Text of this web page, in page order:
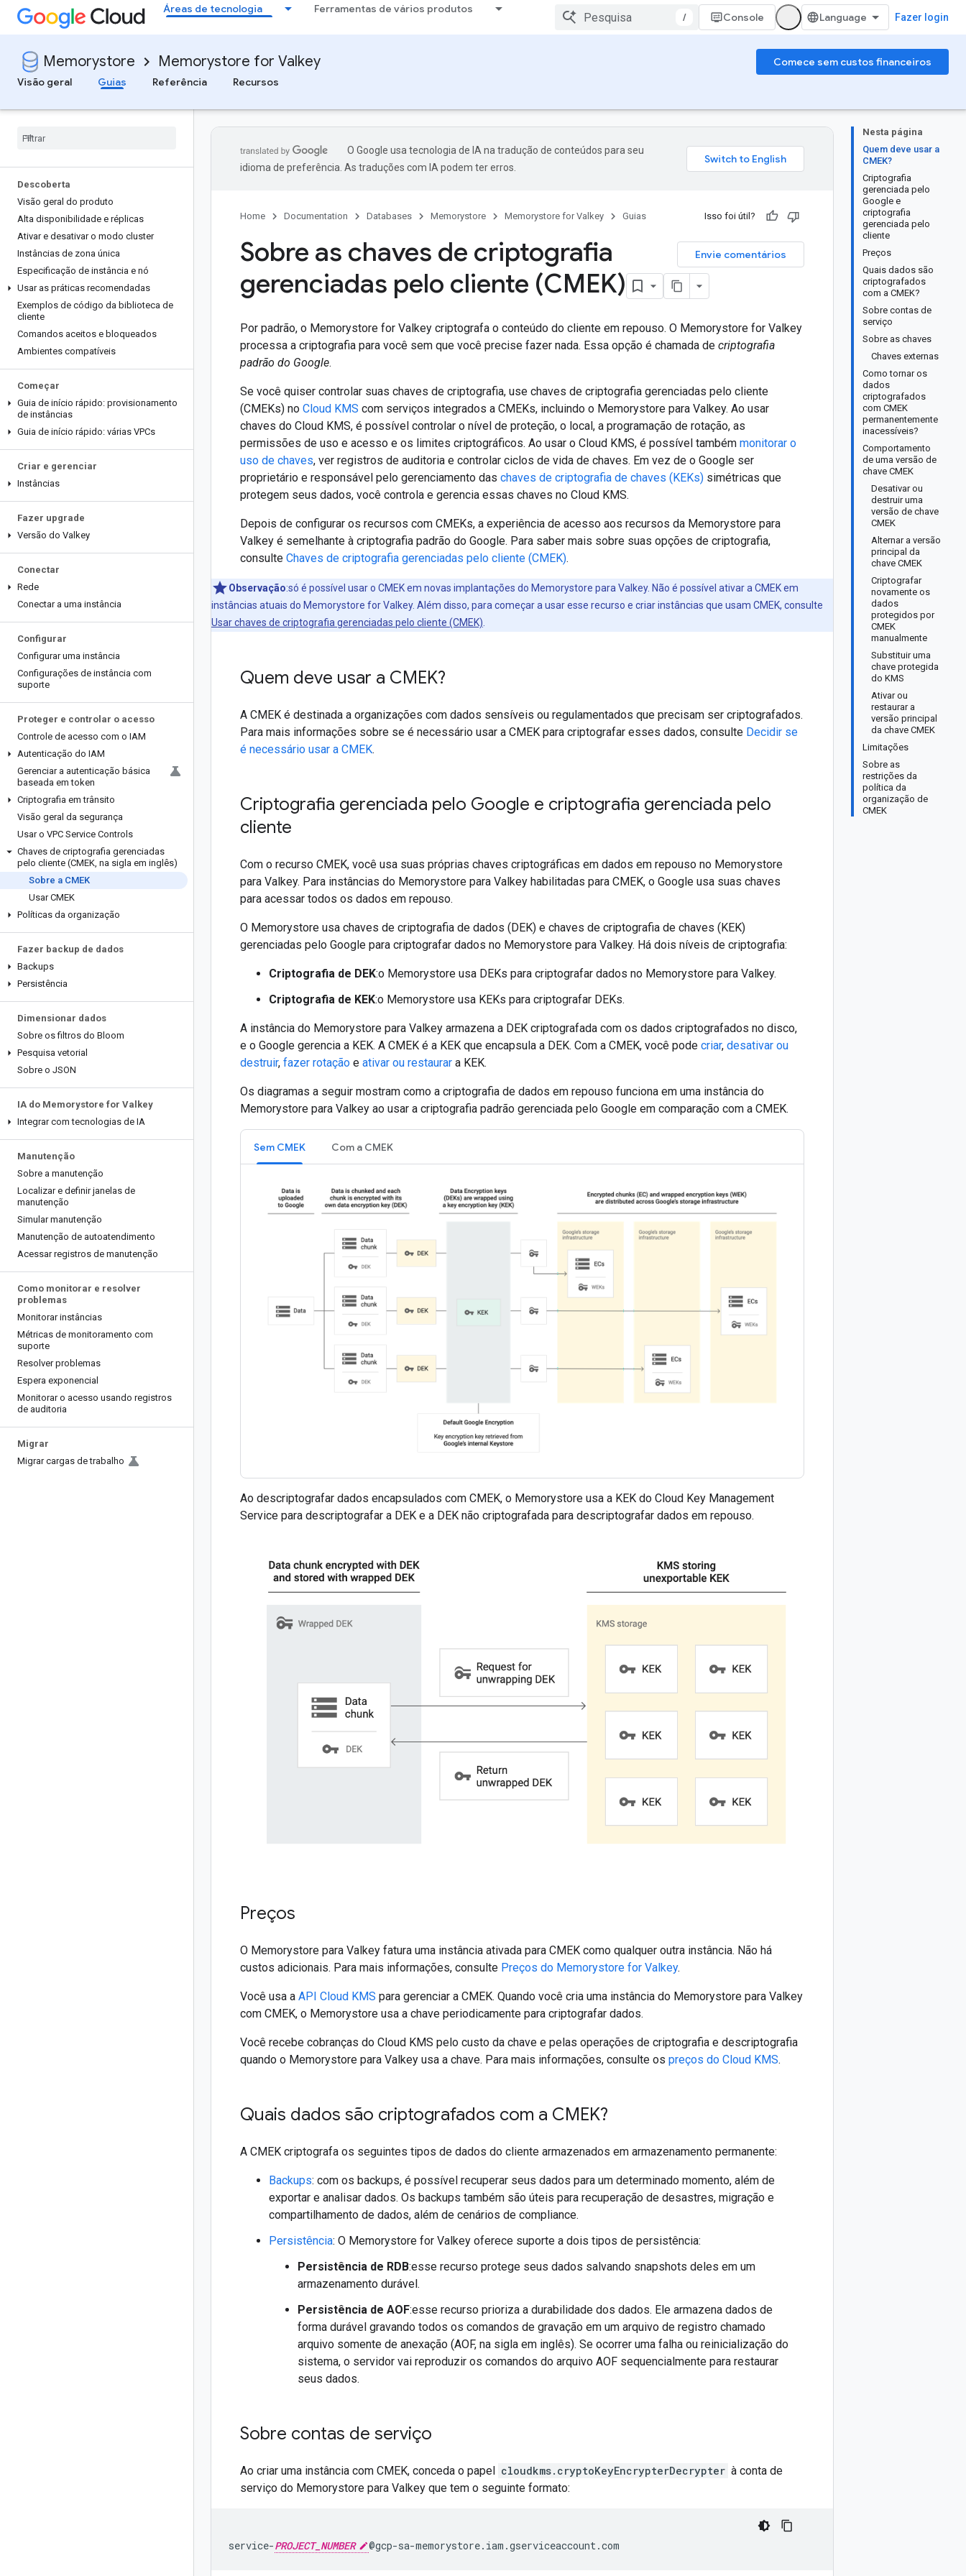
Áreas de tecnologia Ferramentas de vários produtos
/ Console Fazer login
Memorystore Memorystore for Valkey
Comece sem custos financeiros
Visão geral
Guias Referência Recursos
Descoberta
Visão geral do produto
Alta disponibilidade e réplicas
Ativar e desativar o modo cluster
Instâncias de zona única
Especificação de instância e nó
Usar as práticas recomendadas
Exemplos de código da biblioteca de
cliente
Comandos aceitos e bloqueados
Ambientes compatíveis
Começar
Guia de início rápido: provisionamento
de instâncias
Guia de início rápido: várias VPCs
Criar e gerenciar
Instâncias
Fazer upgrade
Versão do Valkey
Conectar
Rede
Conectar a uma instância
Configurar
Configurar uma instância
Configurações de instância com
suporte
Proteger e controlar o acesso
Controle de acesso com o IAM
Autenticação do IAM
Gerenciar a autenticação básica
baseada em token
Criptografia em trânsito
Visão geral da segurança
Usar o VPC Service Controls
Chaves de criptografia gerenciadas
pelo cliente (CMEK, na sigla em inglês)
Sobre a CMEK
Usar CMEK
Políticas da organização
Fazer backup de dados
Backups
Persistência
Dimensionar dados
Sobre os filtros do Bloom
Pesquisa vetorial
Sobre o JSON
IA do Memorystore for Valkey
Integrar com tecnologias de IA
Manutenção
Sobre a manutenção
Localizar e definir janelas de
manutenção
Simular manutenção
Manutenção de autoatendimento
Acessar registros de manutenção
Como monitorar e resolver
problemas
Monitorar instâncias
Métricas de monitoramento com
suporte
Resolver problemas
Espera exponencial
Monitorar o acesso usando registros
de auditoria
Migrar
Migrar cargas de trabalho
Nesta página
Quem deve usar a
CMEK?
Criptografia
gerenciada pelo
Google e
criptografia
gerenciada pelo
cliente
Preços
Quais dados são
criptografados
com a CMEK?
Sobre contas de
serviço
Sobre as chaves
Chaves externas
Como tornar os
dados
criptografados
com CMEK
permanentemente
inacessíveis?
Comportamento
de uma versão de
chave CMEK
Desativar ou
destruir uma
versão de chave
CMEK
Alternar a versão
principal da
chave CMEK
Criptografar
novamente os
dados
protegidos por
CMEK
manualmente
Substituir uma
chave protegida
do KMS
Ativar ou
restaurar a
versão principal
da chave CMEK
Limitações
Sobre as
restrições da
política da
organização de
CMEK
O Google usa tecnologia de IA na tradução de conteúdos para seu
idioma de preferência. As traduções com IA podem ter erros.
Home Documentation Databases Memorystore Memorystore for Valkey Guias Isso foi útil?
Envie comentários
Sobre as chaves de criptografia
gerenciadas pelo cliente (CMEK)
Por padrão, o Memorystore for Valkey criptografa o conteúdo do cliente em repouso. O Memorystore for Valkey
processa a criptografia para você sem que você precise fazer nada. Essa opção é chamada de criptografia
padrão do Google.
Se você quiser controlar suas chaves de criptografia, use chaves de criptografia gerenciadas pelo cliente
(CMEKs) no Cloud KMS com serviços integrados a CMEKs, incluindo o Memorystore para Valkey. Ao usar
chaves do Cloud KMS, é possível controlar o nível de proteção, o local, a programação de rotação, as
permissões de uso e acesso e os limites criptográficos. Ao usar o Cloud KMS, é possível também monitorar o
uso de chaves, ver registros de auditoria e controlar ciclos de vida de chaves. Em vez de o Google ser
proprietário e responsável pelo gerenciamento das chaves de criptografia de chaves (KEKs) simétricas que
protegem seus dados, você controla e gerencia essas chaves no Cloud KMS.
Depois de configurar os recursos com CMEKs, a experiência de acesso aos recursos da Memorystore para
Valkey é semelhante à criptografia padrão do Google. Para saber mais sobre suas opções de criptografia,
consulte Chaves de criptografia gerenciadas pelo cliente (CMEK).
Observação:só é possível usar o CMEK em novas implantações do Memorystore para Valkey. Não é possível ativar a CMEK em
instâncias atuais do Memorystore for Valkey. Além disso, para começar a usar esse recurso e criar instâncias que usam CMEK, consulte
Usar chaves de criptografia gerenciadas pelo cliente (CMEK)
Quem deve usar a CMEK?
A CMEK é destinada a organizações com dados sensíveis ou regulamentados que precisam ser criptografados.
Para mais informações sobre se é necessário usar a CMEK para criptografar esses dados, consulte Decidir se
é necessário usar a CMEK.
Criptografia gerenciada pelo Google e criptografia gerenciada pelo
cliente
Com o recurso CMEK, você usa suas próprias chaves criptográficas em dados em repouso no Memorystore
para Valkey. Para instâncias do Memorystore para Valkey habilitadas para CMEK, o Google usa suas chaves
para acessar todos os dados em repouso.
O Memorystore usa chaves de criptografia de dados (DEK) e chaves de criptografia de chaves (KEK)
gerenciadas pelo Google para criptografar dados no Memorystore para Valkey. Há dois níveis de criptografia:
Criptografia de DEK:o Memorystore usa DEKs para criptografar dados no Memorystore para Valkey.
Criptografia de KEK:o Memorystore usa KEKs para criptografar DEKs.
A instância do Memorystore para Valkey armazena a DEK criptografada com os dados criptografados no disco,
e o Google gerencia a KEK. A CMEK é a KEK que encapsula a DEK. Com a CMEK, você pode criar, desativar ou
destruir, fazer rotação e ativar ou restaurar a KEK.
Os diagramas a seguir mostram como a criptografia de dados em repouso funciona em uma instância do
Memorystore para Valkey ao usar a criptografia padrão gerenciada pelo Google em comparação com a CMEK.
Sem CMEK Com a CMEK
Ao descriptografar dados encapsulados com CMEK, o Memorystore usa a KEK do Cloud Key Management
Service para descriptografar a DEK e a DEK não criptografada para descriptografar dados em repouso.
Preços
O Memorystore para Valkey fatura uma instância ativada para CMEK como qualquer outra instância. Não há
custos adicionais. Para mais informações, consulte Preços do Memorystore for Valkey.
Você usa a API Cloud KMS para gerenciar a CMEK. Quando você cria uma instância do Memorystore para Valkey
com CMEK, o Memorystore usa a chave periodicamente para criptografar dados.
Você recebe cobranças do Cloud KMS pelo custo da chave e pelas operações de criptografia e descriptografia
quando o Memorystore para Valkey usa a chave. Para mais informações, consulte os preços do Cloud KMS.
Quais dados são criptografados com a CMEK?
A CMEK criptografa os seguintes tipos de dados do cliente armazenados em armazenamento permanente:
Backups: com os backups, é possível recuperar seus dados para um determinado momento, além de
exportar e analisar dados. Os backups também são úteis para recuperação de desastres, migração e
compartilhamento de dados, além de cenários de compliance.
Persistência: O Memorystore for Valkey oferece suporte a dois tipos de persistência:
Persistência de RDB:esse recurso protege seus dados salvando snapshots deles em um
armazenamento durável.
Persistência de AOF:esse recurso prioriza a durabilidade dos dados. Ele armazena dados de
forma durável gravando todos os comandos de gravação em um arquivo de registro chamado
arquivo somente de anexação (AOF, na sigla em inglês). Se ocorrer uma falha ou reinicialização do
sistema, o servidor vai reproduzir os comandos do arquivo AOF sequencialmente para restaurar
seus dados.
Sobre contas de serviço
Ao criar uma instância com CMEK, conceda o papel cloudkms.cryptoKeyEncrypterDecrypter à conta de
serviço do Memorystore para Valkey que tem o seguinte formato:
service-PROJECT_NUMBER